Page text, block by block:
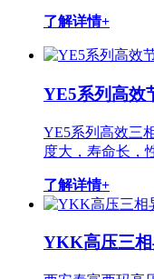
了解详情+
YE5系列高效
YE5系列高效三
度大，寿命长，
了解详情+
YKK高压三